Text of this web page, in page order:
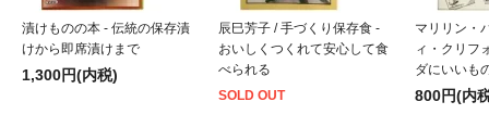
漬けものの本 - 伝統の保存漬
けから即席漬けまで
1,300円(内税)
辰巳芳子 / 手づくり保存食 -
おいしくつくれて安心して食
べられる
SOLD OUT
マリリン・
ィ・クリフ
ダにいいも
800円(内